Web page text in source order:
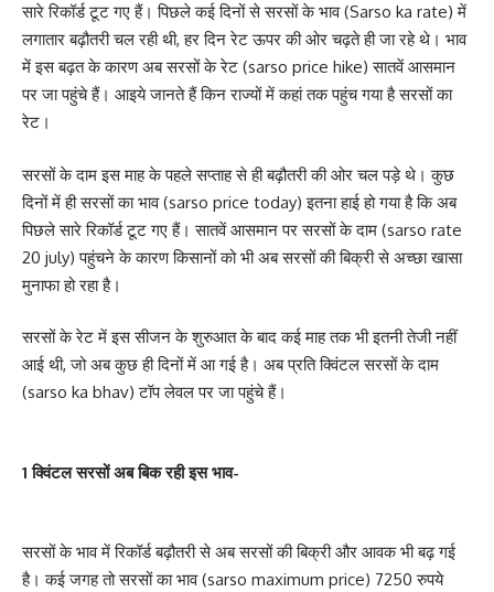
सारे रिकॉर्ड टूट गए हैं। पिछले कई दिनों से सरसों के भाव (Sarso ka rate) में
लगातार बढ़ौतरी चल रही थी, हर दिन रेट ऊपर की ओर चढ़ते ही जा रहे थे। भाव
में इस बढ़त के कारण अब सरसों के रेट (sarso price hike) सातवें आसमान
पर जा पहुंचे हैं। आइये जानते हैं किन राज्यों में कहां तक पहुंच गया है सरसों का
रेट।
सरसों के दाम इस माह के पहले सप्ताह से ही बढ़ौतरी की ओर चल पड़े थे। कुछ
दिनों में ही सरसों का भाव (sarso price today) इतना हाई हो गया है कि अब
पिछले सारे रिकॉर्ड टूट गए हैं। सातवें आसमान पर सरसों के दाम (sarso rate
20 july) पहुंचने के कारण किसानों को भी अब सरसों की बिक्री से अच्छा खासा
मुनाफा हो रहा है।
सरसों के रेट में इस सीजन के शुरुआत के बाद कई माह तक भी इतनी तेजी नहीं
आई थी, जो अब कुछ ही दिनों में आ गई है। अब प्रति क्विंटल सरसों के दाम
(sarso ka bhav) टॉप लेवल पर जा पहुंचे हैं।
1 क्विंटल सरसों अब बिक रही इस भाव-
सरसों के भाव में रिकॉर्ड बढ़ौतरी से अब सरसों की बिक्री और आवक भी बढ़ गई
है। कई जगह तो सरसों का भाव (sarso maximum price) 7250 रुपये